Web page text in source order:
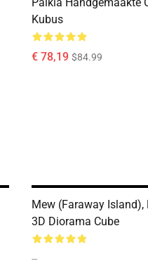
Kubus
€ 78,19 $84.99
Mew (Faraway Island),
3D Diorama Cube
--